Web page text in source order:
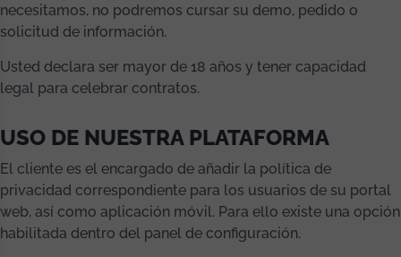
necesitamos, no podremos cursar su demo, pedido o
solicitud de información.
Usted declara ser mayor de 18 años y tener capacidad
legal para celebrar contratos.
USO DE NUESTRA PLATAFORMA
El cliente es el encargado de añadir la política de
privacidad correspondiente para los usuarios de su portal
web, así como aplicación móvil. Para ello existe una opción
habilitada dentro del panel de configuración.